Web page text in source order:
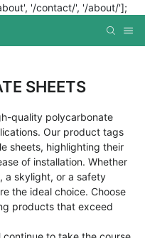
'/contact/', '/about/'];
SHEETS
quality polycarbonate
Our product tags
sheets, highlighting their
of installation. Whether
a skylight, or a safety
the ideal choice. Choose
products that exceed